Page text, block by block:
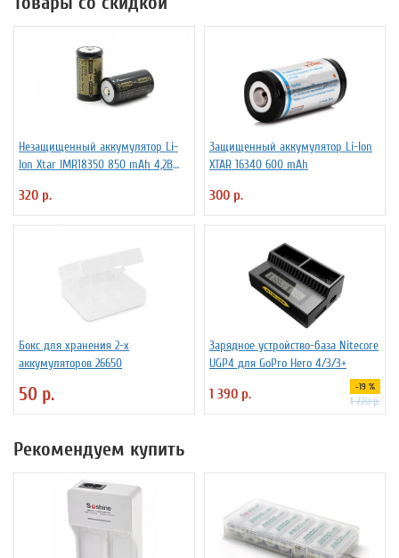
Незащищенный аккумулятор Li-
Ion Xtar IMR18350 850 mAh 4,2В
320 р.
Защищенный аккумулятор Li-Ion
XTAR 16340 600 mAh
300 р.
Бокс для хранения 2-х
аккумуляторов 26650
50 р.
Зарядное устройство-база Nitecore
UGP4 для GoPro Hero 4/3/3+
1 390 р. -19 %
1 720 р.
Рекомендуем купить